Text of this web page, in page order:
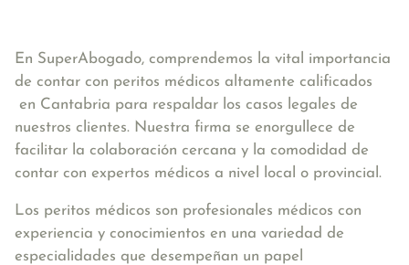
En SuperAbogado, comprendemos la vital importancia
de contar con peritos médicos altamente calificados
en Cantabria para respaldar los casos legales de
nuestros clientes. Nuestra firma se enorgullece de
facilitar la colaboración cercana y la comodidad de
contar con expertos médicos a nivel local o provincial.
Los peritos médicos son profesionales médicos con
experiencia y conocimientos en una variedad de
especialidades que desempeñan un papel